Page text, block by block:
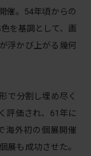
催。54年頃からの
を基調として、画
浮かび上がる幾何
で分割し埋め尽く
評価され、61年に
海外初の個展開催
展も成功させた。